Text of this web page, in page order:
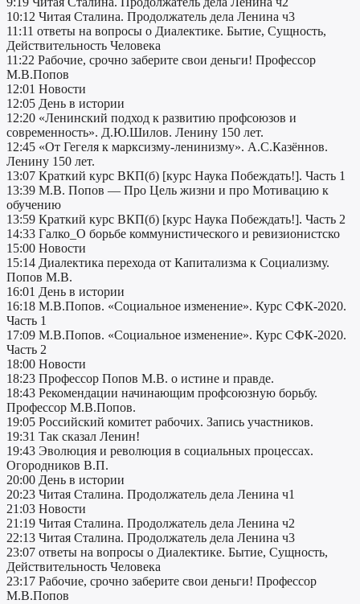
10:12 Читая Сталина. Продолжатель дела Ленина ч3
11:11 ответы на вопросы о Диалектике. Бытие, Сущность,
Действительность Человека
11:22 Рабочие, срочно заберите свои деньги! Профессор
М.В.Попов
12:01 Новости
12:05 День в истории
12:20 «Ленинский подход к развитию профсоюзов и
современность». Д.Ю.Шилов. Ленину 150 лет.
12:45 «От Гегеля к марксизму-ленинизму». А.С.Казённов.
Ленину 150 лет.
13:07 Краткий курс ВКП(б) [курс Наука Побеждать!]. Часть 1
13:39 М.В. Попов — Про Цель жизни и про Мотивацию к
обучению
13:59 Краткий курс ВКП(б) [курс Наука Побеждать!]. Часть 2
14:33 Галко_О борьбе коммунистического и ревизионистско
15:00 Новости
15:14 Диалектика перехода от Капитализма к Социализму.
Попов М.В.
16:01 День в истории
16:18 М.В.Попов. «Социальное изменение». Курс СФК-2020.
Часть 1
17:09 М.В.Попов. «Социальное изменение». Курс СФК-2020.
Часть 2
18:00 Новости
18:23 Профессор Попов М.В. о истине и правде.
18:43 Рекомендации начинающим профсоюзную борьбу.
Профессор М.В.Попов.
19:05 Российский комитет рабочих. Запись участников.
19:31 Так сказал Ленин!
19:43 Эволюция и революция в социальных процессах.
Огородников В.П.
20:00 День в истории
20:23 Читая Сталина. Продолжатель дела Ленина ч1
21:03 Новости
21:19 Читая Сталина. Продолжатель дела Ленина ч2
22:13 Читая Сталина. Продолжатель дела Ленина ч3
23:07 ответы на вопросы о Диалектике. Бытие, Сущность,
Действительность Человека
23:17 Рабочие, срочно заберите свои деньги! Профессор
М.В.Попов